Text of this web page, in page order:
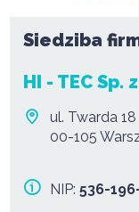
Siedziba
HI - TEC Sp.
ul. Twarda 18
00-105
NIP:536-